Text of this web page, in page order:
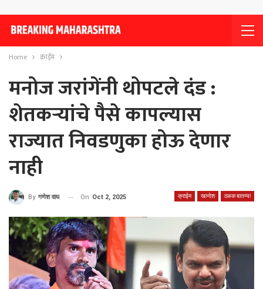
Home क्राईम
मनोज जरांगेंनी थोपटले दंड :
शेतकर्‍यांचे पैसे कापल्यास
राज्यात निवडणुका होऊ देणार
नाही
क्राईम खान्देश ठळक बातम्या
By गणेश वाघ On Oct 2, 2025